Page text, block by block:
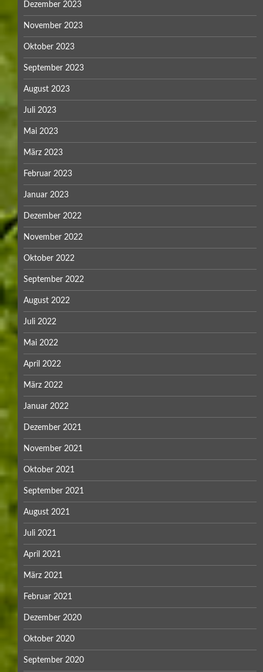
Dezember 2023
November 2023
Oktober 2023
September 2023
August 2023
Juli 2023
Mai 2023
März 2023
Februar 2023
Januar 2023
Dezember 2022
November 2022
Oktober 2022
September 2022
August 2022
Juli 2022
Mai 2022
April 2022
März 2022
Januar 2022
Dezember 2021
November 2021
Oktober 2021
September 2021
August 2021
Juli 2021
April 2021
März 2021
Februar 2021
Dezember 2020
Oktober 2020
September 2020